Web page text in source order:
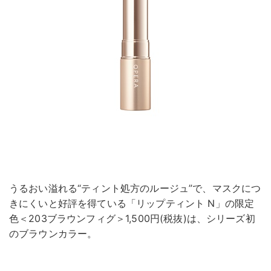
うるおい溢れる“ティント処方のルージュ”で、マスクにつ
きにくいと好評を得ている「リップティント N」の限定
色＜203ブラウンフィグ＞1,500円(税抜)は、シリーズ初
のブラウンカラー。